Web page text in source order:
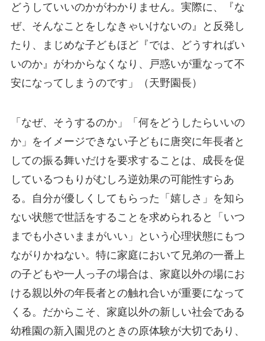
どうしていいのかがわかりません。実際に、『な
ぜ、そんなことをしなきゃいけないの』と反発し
たり、まじめな子どもほど『では、どうすればい
いのか』がわからなくなり、戸惑いが重なって不
安になってしまうのです」（天野園長）
「なぜ、そうするのか」「何をどうしたらいいの
か」をイメージできない子どもに唐突に年長者と
しての振る舞いだけを要求することは、成長を促
しているつもりがむしろ逆効果の可能性すらあ
る。自分が優しくしてもらった「嬉しさ」を知ら
ない状態で世話をすることを求められると「いつ
までも小さいままがいい」という心理状態にもつ
ながりかねない。特に家庭において兄弟の一番上
の子どもや一人っ子の場合は、家庭以外の場にお
ける親以外の年長者との触れ合いが重要になって
くる。だからこそ、家庭以外の新しい社会である
幼稚園の新入園児のときの原体験が大切であり、